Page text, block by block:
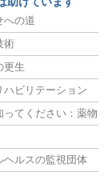
への道
術
更生
ハビリテーション
ってください：薬物
ヘルスの監視団体